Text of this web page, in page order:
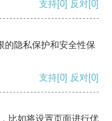
支持[0] 反对[0]
的隐私保护和安全性保
支持[0] 反对[0]
比如将设置页面进行优